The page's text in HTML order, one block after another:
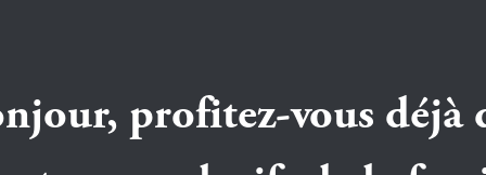
profitez-vous déjà